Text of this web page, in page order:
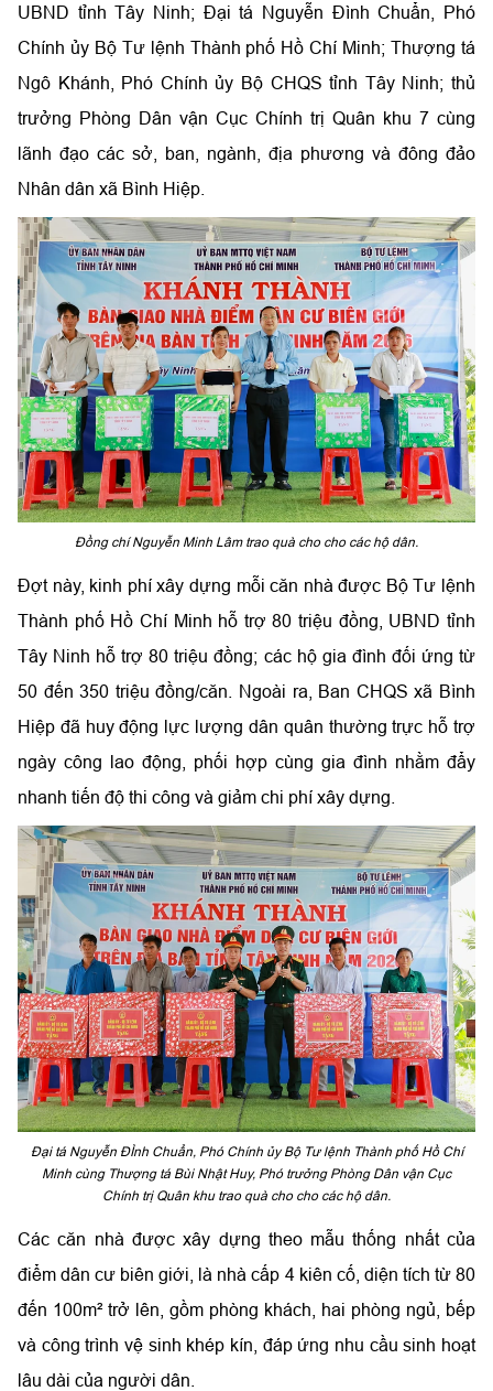
UBND tỉnh Tây Ninh; Đại tá Nguyễn Đình Chuẩn, Phó
Chính ủy Bộ Tư lệnh Thành phố Hồ Chí Minh; Thượng tá
Ngô Khánh, Phó Chính ủy Bộ CHQS tỉnh Tây Ninh; thủ
trưởng Phòng Dân vận Cục Chính trị Quân khu 7 cùng
lãnh đạo các sở, ban, ngành, địa phương và đông đảo
Nhân dân xã Bình Hiệp.
Đồng chí Nguyễn Minh Lâm trao quà cho cho các hộ dân.
Đợt này, kinh phí xây dựng mỗi căn nhà được Bộ Tư lệnh
Thành phố Hồ Chí Minh hỗ trợ 80 triệu đồng, UBND tỉnh
Tây Ninh hỗ trợ 80 triệu đồng; các hộ gia đình đối ứng từ
50 đến 350 triệu đồng/căn. Ngoài ra, Ban CHQS xã Bình
Hiệp đã huy động lực lượng dân quân thường trực hỗ trợ
ngày công lao động, phối hợp cùng gia đình nhằm đẩy
nhanh tiến độ thi công và giảm chi phí xây dựng.
Đại tá Nguyễn ĐÌnh Chuẩn, Phó Chính ủy Bộ Tư lệnh Thành phố Hồ Chí
Minh cùng Thượng tá Bùi Nhật Huy, Phó trưởng Phòng Dân vận Cục
Chính trị Quân khu trao quà cho cho các hộ dân.
Các căn nhà được xây dựng theo mẫu thống nhất của
điểm dân cư biên giới, là nhà cấp 4 kiên cố, diện tích từ 80
đến 100m² trở lên, gồm phòng khách, hai phòng ngủ, bếp
và công trình vệ sinh khép kín, đáp ứng nhu cầu sinh hoạt
lâu dài của người dân.